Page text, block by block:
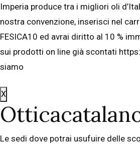
Imperia produce tra i migliori oli
nostra convenzione, inserisci nel
FESICA10 ed avrai diritto al 10 %
sui prodotti on line già scontati
siamo
X
Le sedi dove potrai usufuire delle